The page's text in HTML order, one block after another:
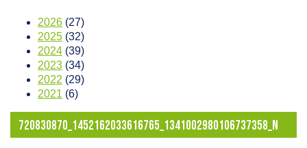
2026 (27)
2025 (32)
2024 (39)
2023 (34)
2022 (29)
2021 (6)
720830870_1452162033616765_1341002980106737358_N